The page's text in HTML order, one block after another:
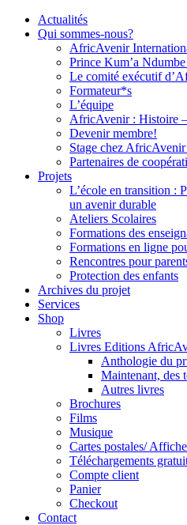
Actualités
Qui sommes-nous?
AfricAvenir
Prince Kum’a
Le comité exécutif
Formateur*s
L’équipe
AfricAvenir : Histoire
Devenir membre!
Stage chez
Partenaires de
Projets
L’école en transition :
un avenir durable
Ateliers Scolaires
Formations des
Formations en ligne
Rencontres pour
Protection des enfants
Archives du projet
Services
Shop
Livres
Livres Editions
Anthologie du
Maintenant, des
Autres livres
Brochures
Films
Musique
Cartes postales/
Téléchargements
Compte client
Panier
Checkout
Contact